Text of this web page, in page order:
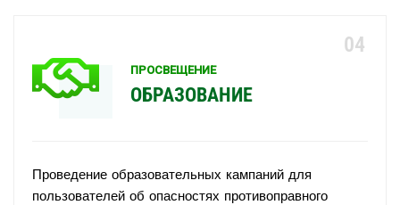
ОБРАЗОВАНИЕ
ПРОСВЕЩЕНИЕ
Проведение образовательных кампаний для
пользователей об опасностях противоправного